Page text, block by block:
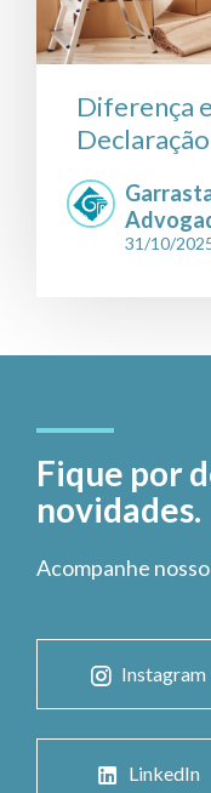
Diferença
Declaração
31/10/
Fique por
novidades.
Acompanhe
Instagram
LinkedIn